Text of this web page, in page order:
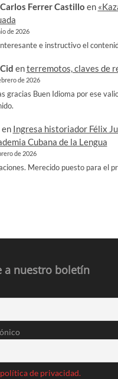
Ferrer Castillo en
de 2026
e instructivo el
enterremotos, claves de
de 2026
gracias Buen Idioma por ese
en Ingresa historiador Félix
Cubana de la Lengua
de 2026
Merecido puesto para el
a nuestro boletín
de privacidad.